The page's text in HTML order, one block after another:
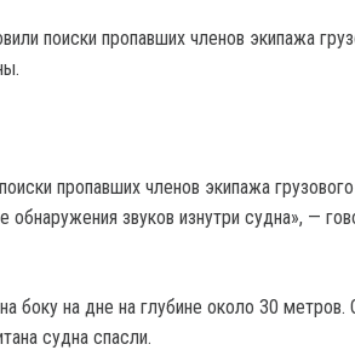
поиски пропавших членов экипажа
пропавших членов экипажа
обнаружения звуков изнутри судна», —
боку на дне на глубине около 30 метров.
судна спасли.